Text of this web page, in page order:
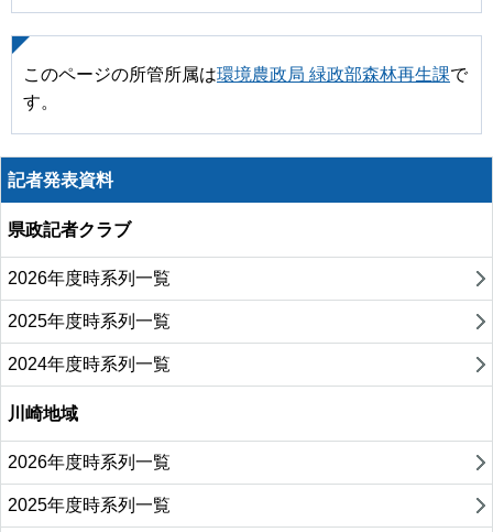
このページの所管所属は環境農政局 緑政部森林再生課で
す。
記者発表資料
県政記者クラブ
2026年度時系列一覧
2025年度時系列一覧
2024年度時系列一覧
川崎地域
2026年度時系列一覧
2025年度時系列一覧